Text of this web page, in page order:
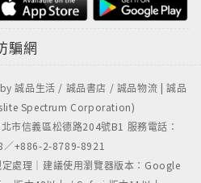
騙網
誠品生活 / 誠品書店 / 誠品物流 | 誠品
Spectrum Corporation)
市信義區松德路204號B1 服務電話：
+886-2-8789-8921
處理｜建議使用瀏覽器版本：Google